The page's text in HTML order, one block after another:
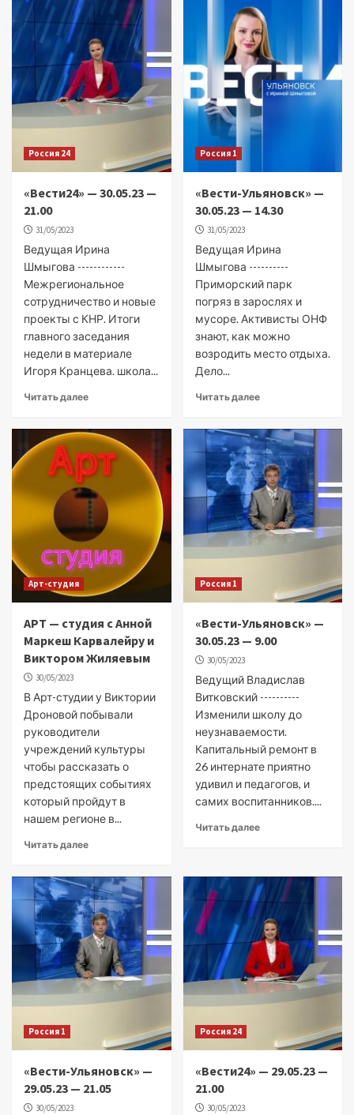
Россия 24
«Вести24» — 30.05.23 —
21.00
31/05/2023
Ведущая Ирина
Шмыгова ------------
Межрегиональное
сотрудничество и новые
проекты с КНР. Итоги
главного заседания
недели в материале
Игоря Кранцева. школа...
Читать далее
Россия 1
«Вести-Ульяновск» —
30.05.23 — 14.30
31/05/2023
Ведущая Ирина
Шмыгова ----------
Приморский парк
погряз в зарослях и
мусоре. Активисты ОНФ
знают, как можно
возродить место отдыха.
Дело...
Читать далее
Арт-студия
АРТ — студия с Анной
Маркеш Карвалейру и
Виктором Жиляевым
30/05/2023
В Арт-студии у Виктории
Дроновой побывали
руководители
учреждений культуры
чтобы рассказать о
предстоящих событиях
который пройдут в
нашем регионе в...
Читать далее
Россия 1
«Вести-Ульяновск» —
30.05.23 — 9.00
30/05/2023
Ведущий Владислав
Витковский ----------
Изменили школу до
неузнаваемости.
Капитальный ремонт в
26 интернате приятно
удивил и педагогов, и
самих воспитанников....
Читать далее
Россия 1
«Вести-Ульяновск» —
29.05.23 — 21.05
30/05/2023
Россия 24
«Вести24» — 29.05.23 —
21.00
30/05/2023